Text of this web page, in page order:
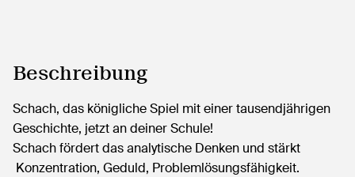
Beschreibung
Schach, das königliche Spiel mit einer tausendjährigen
Geschichte, jetzt an deiner Schule!
Schach fördert das analytische Denken und stärkt
Konzentration, Geduld, Problemlösungsfähigkeit.